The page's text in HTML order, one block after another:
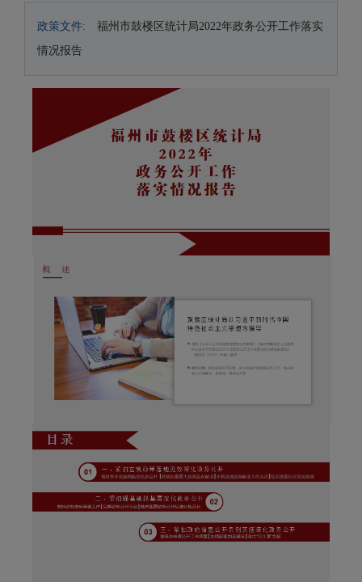
政策文件:
福州市鼓楼区统计局2022年政务公开工作落实
情况报告